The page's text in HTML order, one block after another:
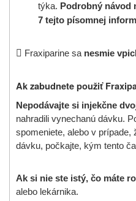
týka. Podrobný návod
7 tejto písomnej
 Fraxiparine sa nesmie
Ak zabudnete použiť
Nepodávajte si injekčne
nahradili vynechanú dávku.
spomeniete, alebo v prípade,
dávku, počkajte, kým tento
Ak si nie ste istý, čo máte
alebo lekárnika.